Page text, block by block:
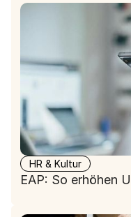
HR & Kultur
EAP: So erhöhen